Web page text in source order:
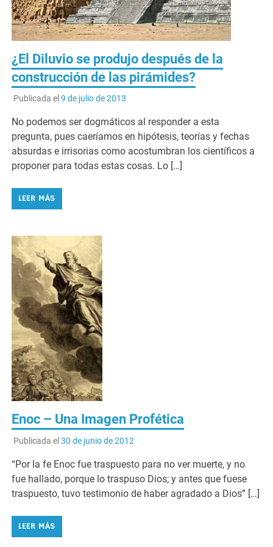
¿El Diluvio se produjo después de la
construcción de las pirámides?
Publicada el 9 de julio de 2013
No podemos ser dogmáticos al responder a esta
pregunta, pues caeríamos en hipótesis, teorías y fechas
absurdas e irrisorias como acostumbran los científicos a
proponer para todas estas cosas. Lo […]
LEER MÁS
Enoc – Una Imagen Profética
Publicada el 30 de junio de 2012
“Por la fe Enoc fue traspuesto para no ver muerte, y no
fue hallado, porque lo traspuso Dios; y antes que fuese
traspuesto, tuvo testimonio de haber agradado a Dios” […]
LEER MÁS